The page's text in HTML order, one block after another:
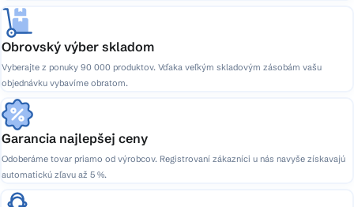
Obrovský výber skladom
Vyberajte z ponuky 90 000 produktov. Vďaka veľkým skladovým zásobám vašu
objednávku vybavíme obratom.
Garancia najlepšej ceny
Odoberáme tovar priamo od výrobcov. Registrovaní zákazníci u nás navyše získavajú
automatickú zľavu až 5 %.